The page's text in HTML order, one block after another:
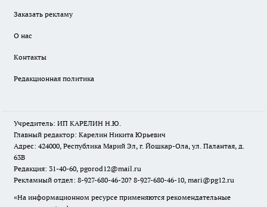
Заказать рекламу
О нас
Контакты
Редакционная политика
Учредитель: ИП КАРЕЛИН Н.Ю.
Главный редактор: Карелин Никита Юрьевич
Адрес: 424000, Республика Марий Эл, г. Йошкар-Ола, ул. Палантая, д.
63В
Редакция: 31-40-60, pgorod12@mail.ru
Рекламный отдел: 8-927-680-46-20? 8-927-680-46-10, mari@pg12.ru
«На информационном ресурсе применяются рекомендательные